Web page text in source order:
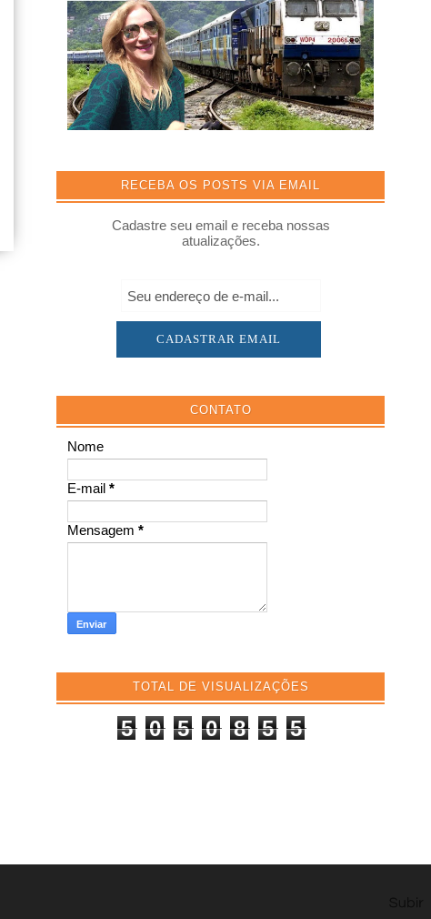
RECEBA OS POSTS VIA EMAIL
Cadastre seu email e receba nossas
atualizações.
CONTATO
Nome
E-mail *
Mensagem *
TOTAL DE VISUALIZAÇÕES
5 0 5 0 8 5 5